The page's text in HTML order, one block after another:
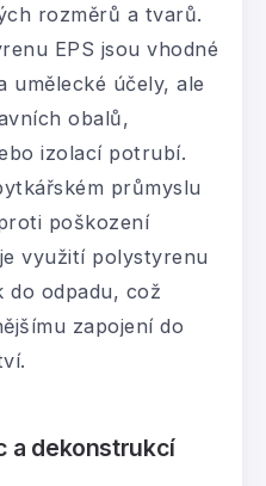
rozměrů a tvarů.
EPS jsou vhodné
umělecké účely, ale
obalů,
izolací potrubí.
průmyslu
poškození
využití polystyrenu
do odpadu, což
zapojení do
a dekonstrukcí